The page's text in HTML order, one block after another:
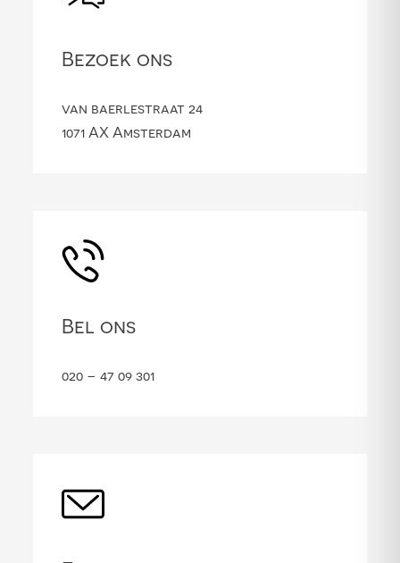
Bezoek ons
van baerlestraat 24
1071 AX Amsterdam
Bel ons
020 – 47 09 301